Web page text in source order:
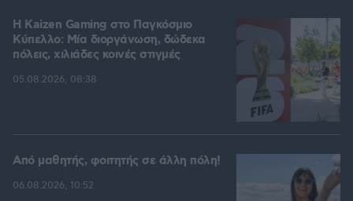
H Kaizen Gaming στο Παγκόσμιο
Kύπελλο: Μία διοργάνωση, δώδεκα
πόλεις, χιλιάδες κοινές στιγμές
05.08.2026, 08:38
Από μαθητής, φοιτητής σε άλλη πόλη!
06.08.2026, 10:52